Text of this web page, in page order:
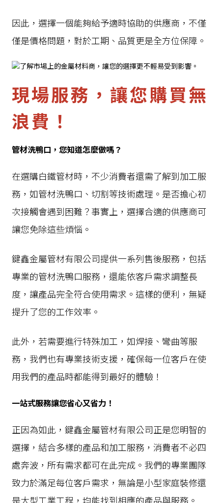
因此，選擇一個能夠給予適時協助的供應商，不僅
僅是價格問題，對於工期、品質更是全方位保障。
現場服務，讓您購買無
浪費！
管材洗鴨口，您知道怎麼做嗎？
在選購白鐵管材時，不少消費者還需了解到加工服
務，如管材洗鴨口、切割等技術處理。是否擔心初
次接觸會遇到困難？事實上，選擇合適的供應商可
讓您免除這些煩惱。
鍵鑫金屬管材有限公司提供一系列售後服務，包括
專業的管材洗鴨口服務，還能依客戶需求調整長
度，讓產品完全符合使用需求。這樣的便利，無疑
提升了您的工作效率。
此外，若需要進行特殊加工，如焊接、彎曲等服
務，我們也有專業技術支援，確保每一位客戶在使
用我們的產品時都能得到最好的體驗！
一站式服務讓您省心又省力！
正因為如此，鍵鑫金屬管材有限公司正是您明智的
選擇，結合多樣的產品和加工服務，消費者不必四
處奔波，所有需求都可在此完成。我們的專業團隊
致力於滿足每位客戶需求，無論是小型家庭裝修還
是大型工業工程，均能找到相應的產品與服務。